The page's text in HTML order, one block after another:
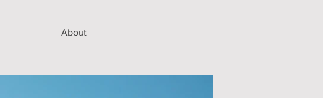
About